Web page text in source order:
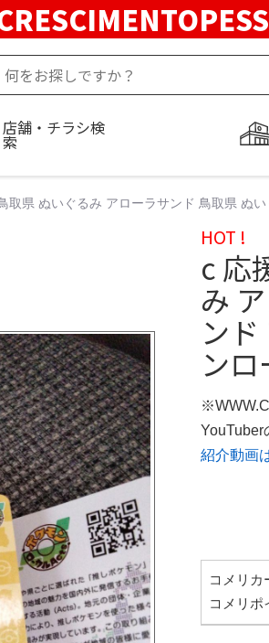
店舗・チラシ検
索
取県 ぬいぐるみ アローラサンド 鳥取県 ぬ
HOT !
c 応
み
ン
ン
YouTuber
紹介動画
コメリカ
コメリポ